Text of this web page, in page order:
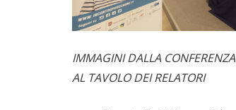
IMMAGINI DALLA
AL TAVOLO DEI RELATORI